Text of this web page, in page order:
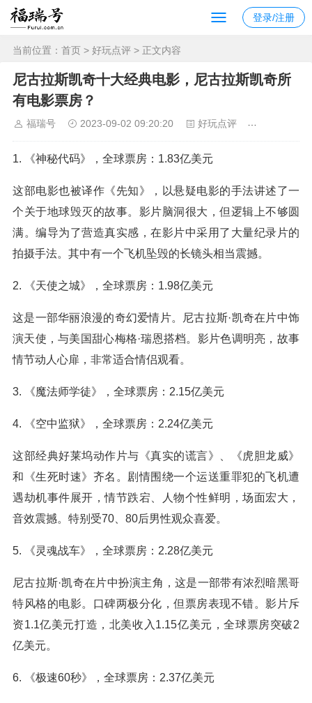
登录/注册
当前位置： 首页 > 好玩点评 > 正文内容
尼古拉斯凯奇十大经典电影，尼古拉斯凯奇所
有电影票房？
福瑞号 2023-09-02 09:20:20 好玩点评
1. 《神秘代码》，全球票房：1.83亿美元
这部电影也被译作《先知》，以悬疑电影的手法讲述了一
个关于地球毁灭的故事。影片脑洞很大，但逻辑上不够圆
满。编导为了营造真实感，在影片中采用了大量纪录片的
拍摄手法。其中有一个飞机坠毁的长镜头相当震撼。
2. 《天使之城》，全球票房：1.98亿美元
这是一部华丽浪漫的奇幻爱情片。尼古拉斯·凯奇在片中饰
演天使，与美国甜心梅格·瑞恩搭档。影片色调明亮，故事
情节动人心扉，非常适合情侣观看。
3. 《魔法师学徒》，全球票房：2.15亿美元
4. 《空中监狱》，全球票房：2.24亿美元
这部经典好莱坞动作片与《真实的谎言》、《虎胆龙威》
和《生死时速》齐名。剧情围绕一个运送重罪犯的飞机遭
遇劫机事件展开，情节跌宕、人物个性鲜明，场面宏大，
音效震撼。特别受70、80后男性观众喜爱。
5. 《灵魂战车》，全球票房：2.28亿美元
尼古拉斯·凯奇在片中扮演主角，这是一部带有浓烈暗黑哥
特风格的电影。口碑两极分化，但票房表现不错。影片斥
资1.1亿美元打造，北美收入1.15亿美元，全球票房突破2
亿美元。
6. 《极速60秒》，全球票房：2.37亿美元